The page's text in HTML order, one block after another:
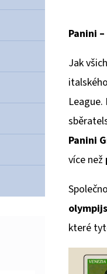
Panini
Jak
Panini
více než
které